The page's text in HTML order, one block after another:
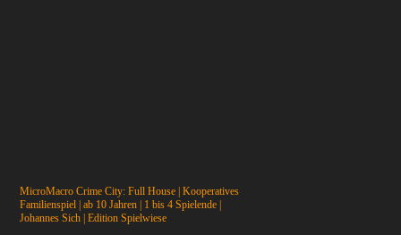
MicroMacro Crime City: Full House | Kooperatives
Familienspiel | ab 10 Jahren | 1 bis 4 Spielende |
Johannes Sich | Edition Spielwiese